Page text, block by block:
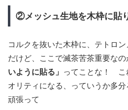
②メッシュ生地を木枠に貼
コルクを抜いた木枠に、テトロ
だけど、ここで滅茶苦茶重要なの
いように貼る」
ってことな！ こ
オリティになる、っていうか多
頑張って